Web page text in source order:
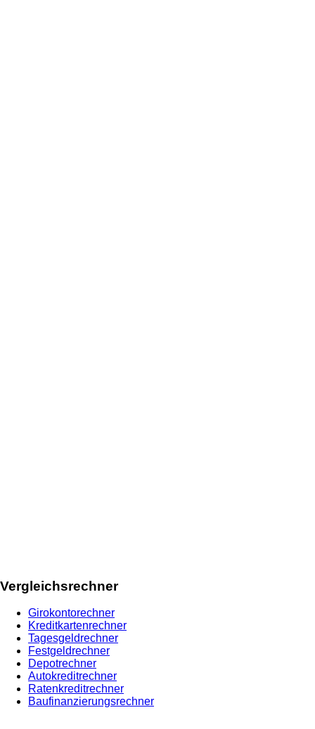
Vergleichsrechner
Girokontorechner
Kreditkartenrechner
Tagesgeldrechner
Festgeldrechner
Depotrechner
Autokreditrechner
Ratenkreditrechner
Baufinanzierungsrechner